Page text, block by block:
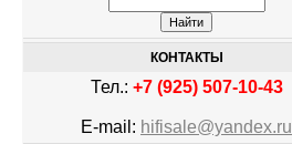
КОНТАКТЫ
Тел.: +7 (925) 507-10-43
E-mail: hifisale@yandex.ru